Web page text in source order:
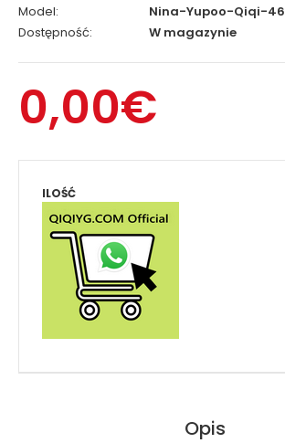
Model:
Nina-Yupoo-Qiqi-46
Dostępność:
W magazynie
0,00€
ILOŚĆ
Opis